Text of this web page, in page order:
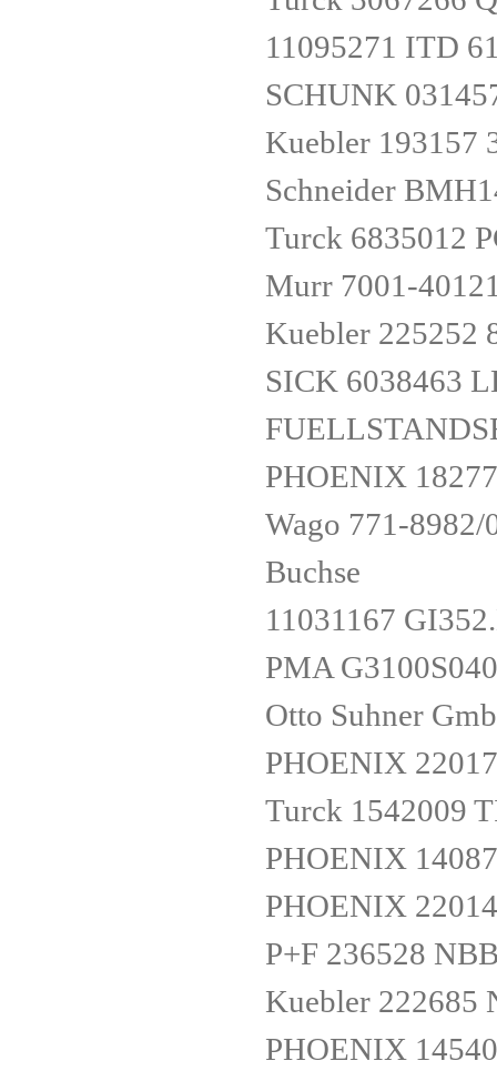
11095271 ITD
SCHUNK
Kuebler 193157
Schneider
Turck 6835012
Murr 7001-
Kuebler 225252
SICK 6038463
PHOENIX
Wago 771-
Buchse
11031167
PMA
Otto Suhner
PHOENIX
Turck 1542009
PHOENIX
PHOENIX
P+F 236528
Kuebler 222685
PHOENIX